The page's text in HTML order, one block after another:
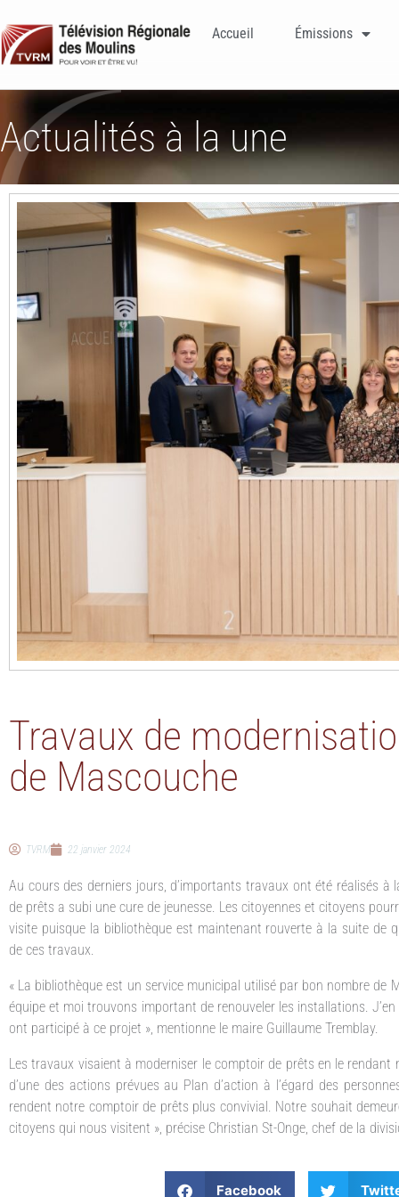
Accueil Émissions
Actualités à la une
Travaux de
de Mascouche
TVRM 22 janvier 2024
Au cours des derniers jours, d’importants travaux ont été réalisés
de prêts a subi une cure de jeunesse. Les citoyennes et citoyens
visite puisque la bibliothèque est maintenant rouverte à la suite de
de ces travaux.
« La bibliothèque est un service municipal utilisé par bon nombre de
équipe et moi trouvons important de renouveler les installations.
ont participé à ce projet », mentionne le maire Guillaume Tremblay.
Les travaux visaient à moderniser le comptoir de prêts en le rendant
d’une des actions prévues au Plan d’action à l’égard des
rendent notre comptoir de prêts plus convivial. Notre souhait
citoyens qui nous visitent », précise Christian St-Onge, chef de la
Facebook